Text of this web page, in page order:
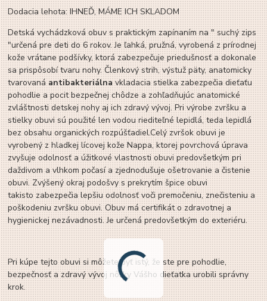
Dodacia lehota: IHNEĎ, MÁME ICH SKLADOM
Detská vychádzková obuv s praktickým zapínaním na " suchý zips
"určená pre deti do 6 rokov. Je ľahká, pružná, vyrobená z prírodnej
kože vrátane podšívky, ktorá zabezpečuje priedušnosť a dokonale
sa prispôsobí tvaru nohy. Členkový strih, výstuž päty, anatomicky
tvarovanáantibakteriálnavkladacia stielka zabezpečia dieťaťu
pohodlie a pocit bezpečnej chôdze a zohľadňujúc anatomické
zvláštnosti detskej nohy aj ich zdravý vývoj. Pri výrobe zvršku a
stielky obuvi sú použité len vodou riediteľné lepidlá, teda lepidlá
bez obsahu organických rozpúšťadiel.Celý zvršok obuvi je
vyrobený z hladkej lícovej kože Nappa, ktorej povrchová úprava
zvyšuje odolnosť a úžitkové vlastnosti obuvi predovšetkým pri
daždivom a vlhkom počasí a zjednodušuje ošetrovanie a čistenie
obuvi. Zvýšený okraj podošvy s prekrytím špice obuvi
takisto zabezpečia lepšiu odolnosť voči premočeniu, znečisteniu a
poškodeniu zvršku obuvi. Obuv má certifikát o zdravotnej a
hygienickej nezávadnosti. Je určená predovšetkým do exteriéru.
Pri kúpe tejto obuvi si môžete byť istý, že ste pre pohodlie,
bezpečnosť a zdravý vývoj nôžky Vášho dieťatka urobili správny
krok.